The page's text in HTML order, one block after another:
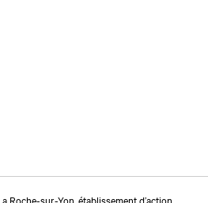
Roche-sur-Yon, établissement d’action